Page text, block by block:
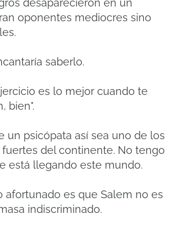
desaparecieron en un
oponentes mediocres sino
saberlo.
es lo mejor cuando te
bien".
un psicópata así sea uno de los
del continente. No tengo
está llegando este mundo.
afortunado es que Salem no es
indiscriminado.